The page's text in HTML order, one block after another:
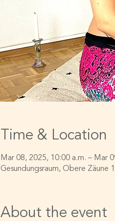
Time & Location
Mar 08, 2025, 10:00 a.m. – Mar
Gesundungsraum, Obere Zäune
About the event